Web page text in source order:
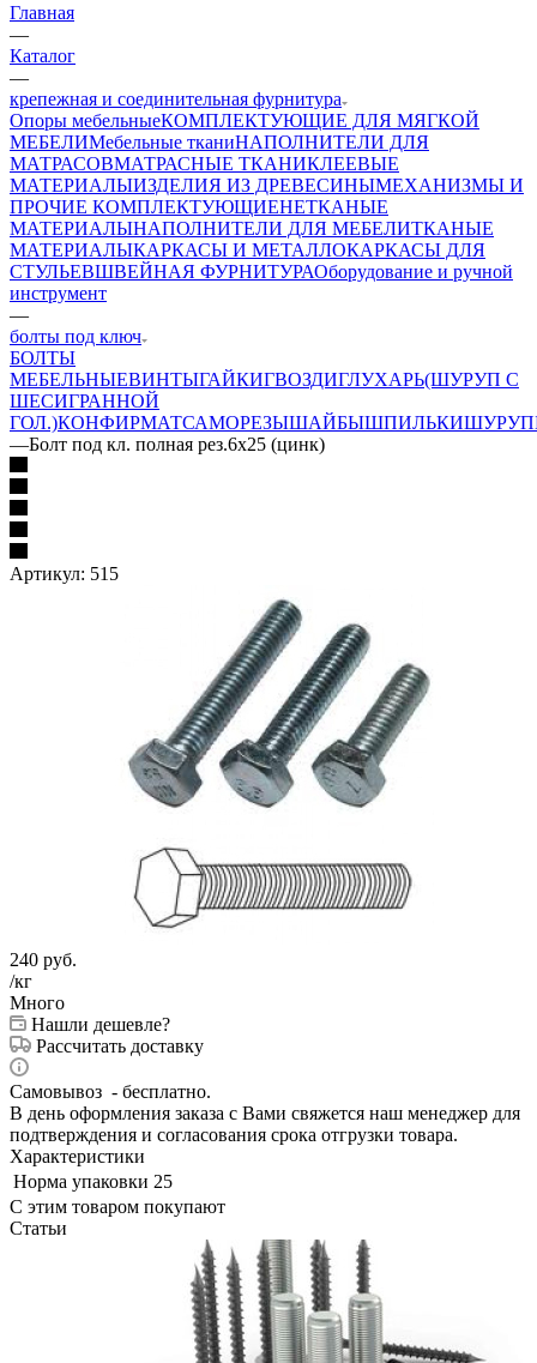
Главная
—
Каталог
—
крепежная и соединительная фурнитура
Опоры мебельныеКОМПЛЕКТУЮЩИЕ ДЛЯ МЯГКОЙ
МЕБЕЛИМебельные тканиНАПОЛНИТЕЛИ ДЛЯ
МАТРАСОВМАТРАСНЫЕ ТКАНИКЛЕЕВЫЕ
МАТЕРИАЛЫИЗДЕЛИЯ ИЗ ДРЕВЕСИНЫМЕХАНИЗМЫ И
ПРОЧИЕ КОМПЛЕКТУЮЩИЕНЕТКАНЫЕ
МАТЕРИАЛЫНАПОЛНИТЕЛИ ДЛЯ МЕБЕЛИТКАНЫЕ
МАТЕРИАЛЫКАРКАСЫ И МЕТАЛЛОКАРКАСЫ ДЛЯ
СТУЛЬЕВШВЕЙНАЯ ФУРНИТУРАОборудование и ручной
инструмент
—
болты под ключ
БОЛТЫ
МЕБЕЛЬНЫЕВИНТЫГАЙКИГВОЗДИГЛУХАРЬ(ШУРУП С
ШЕСИГРАННОЙ
ГОЛ.)КОНФИРМАТСАМОРЕЗЫШАЙБЫШПИЛЬКИ
—Болт под кл. полная рез.6х25 (цинк)
Артикул: 515
240 руб.
/кг
Много
Нашли дешевле?
Рассчитать доставку
Самовывоз - бесплатно.
В день оформления заказа с Вами свяжется наш менеджер для
подтверждения и согласования срока отгрузки товара.
Характеристики
Норма упаковки 25
С этим товаром покупают
Статьи